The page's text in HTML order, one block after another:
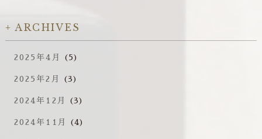
ARCHIVES
2025年4月 (5)
2025年2月 (3)
2024年12月 (3)
2024年11月 (4)